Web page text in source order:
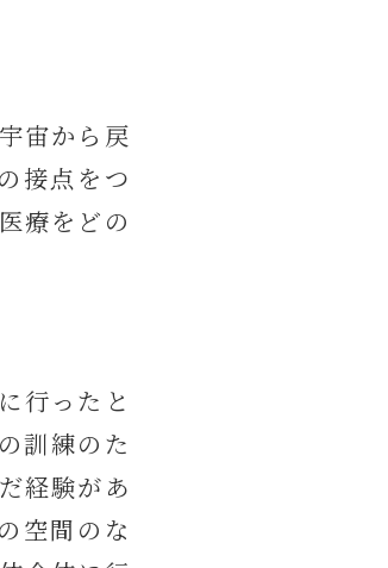
宙から戻
接点をつ
療をどの
行ったと
訓練のた
経験があ
空間のな